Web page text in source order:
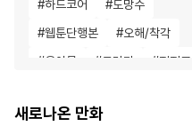
#하드코어 #도망수
#웹툰단행본 #오해/착각
#육아물 #드라마 #직진공
#까칠수 #연상수
새로나온 만화